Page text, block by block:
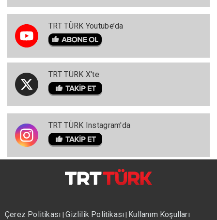
TRT TÜRK Youtube’da
TRT TÜRK X'te
TRT TÜRK Instagram'da
Çerez Politikası|Gizlilik Politikası| Kullanım Koşulları